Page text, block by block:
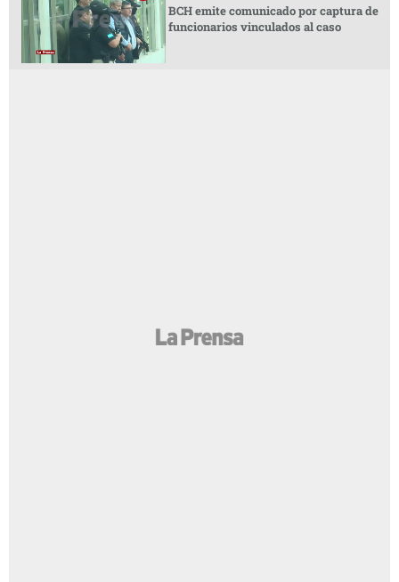
BCH emite comunicado por captura de
funcionarios vinculados al caso